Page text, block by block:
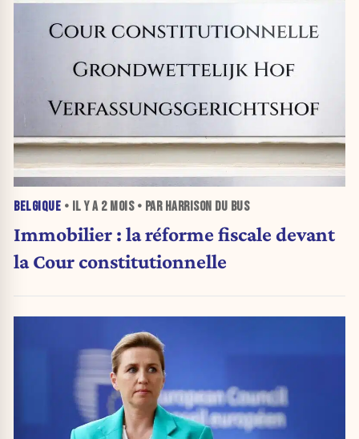
BELGIQUE • IL Y A 2 MOIS• PAR HARRISON DU BUS
Immobilier : la réforme fiscale devant
la Cour constitutionnelle